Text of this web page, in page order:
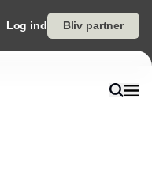
Log ind Bliv partner